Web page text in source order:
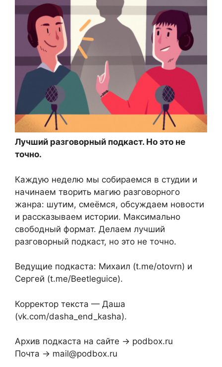
Лучший разговорный подкаст. Но это не
точно.
Каждую неделю мы собираемся в студии и
начинаем творить магию разговорного
жанра: шутим, смеёмся, обсуждаем новости
и рассказываем истории. Максимально
свободный формат. Делаем лучший
разговорный подкаст, но это не точно.
Ведущие подкаста: Михаил (t.me/otovrn) и
Сергей (t.me/Beetleguice).
Корректор текста — Даша
(vk.com/dasha_end_kasha).
Архив подкаста на сайте → podbox.ru
Почта → mail@podbox.ru